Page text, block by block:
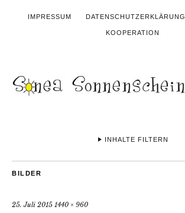
IMPRESSUM DATENSCHUTZERKLÄRUNG
KOOPERATION
INHALTE FILTERN
BILDER
25. Juli 2015 1440 × 960